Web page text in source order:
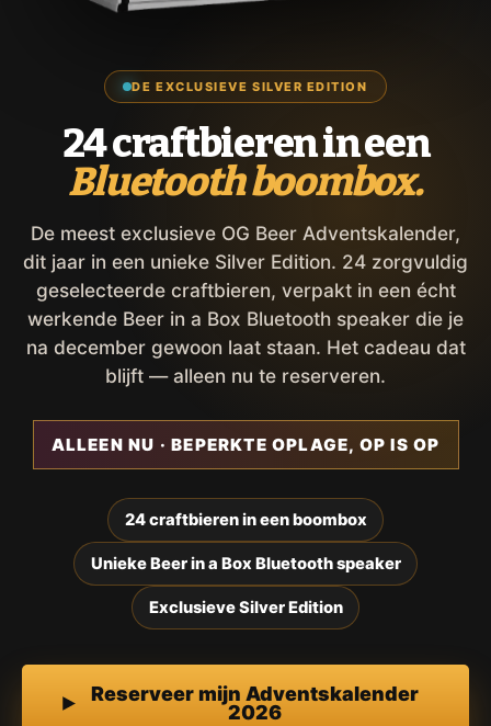
DE EXCLUSIEVE SILVER EDITION
24 craftbieren in een
Bluetooth boombox.
De meest exclusieve OG Beer Adventskalender,
dit jaar in een unieke Silver Edition. 24 zorgvuldig
geselecteerde craftbieren, verpakt in een écht
werkende Beer in a Box Bluetooth speaker die je
na december gewoon laat staan. Het cadeau dat
blijft — alleen nu te reserveren.
ALLEEN NU · BEPERKTE OPLAGE, OP IS OP
24 craftbieren in een boombox
Unieke Beer in a Box Bluetooth speaker
Exclusieve Silver Edition
Reserveer mijn Adventskalender
2026